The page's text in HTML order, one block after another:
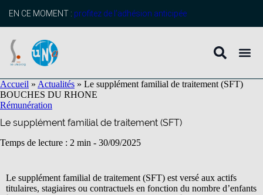
principal
EN CE MOMENT : profitez de l’adhésion anticipée
Accueil » Actualités » Le supplément familial de traitement (SFT)
BOUCHES DU RHONE
Rémunération
Le supplément familial de traitement (SFT)
Temps de lecture : 2 min - 30/09/2025
Le supplément familial de traitement (SFT) est versé aux actifs
titulaires, stagiaires ou contractuels en fonction du nombre d’enfants